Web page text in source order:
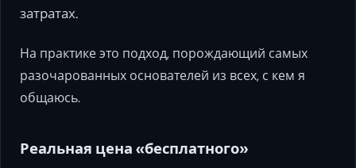
затратах.
На практике это подход, порождающий самых
разочарованных основателей из всех, с кем я
общаюсь.
Реальная цена «бесплатного»